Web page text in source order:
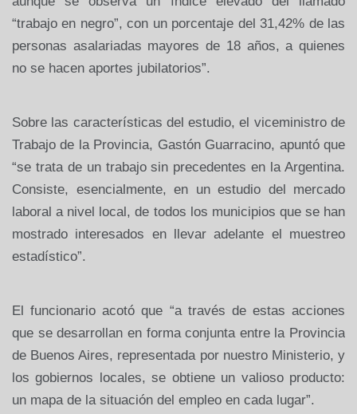
“trabajo en negro”, con un porcentaje del 31,42% de las
personas asalariadas mayores de 18 años, a quienes
no se hacen aportes jubilatorios”.
Sobre las características del estudio, el viceministro de
Trabajo de la Provincia, Gastón Guarracino, apuntó que
“se trata de un trabajo sin precedentes en la Argentina.
Consiste, esencialmente, en un estudio del mercado
laboral a nivel local, de todos los municipios que se han
mostrado interesados en llevar adelante el muestreo
estadístico”.
El funcionario acotó que “a través de estas acciones
que se desarrollan en forma conjunta entre la Provincia
de Buenos Aires, representada por nuestro Ministerio, y
los gobiernos locales, se obtiene un valioso producto:
un mapa de la situación del empleo en cada lugar”.